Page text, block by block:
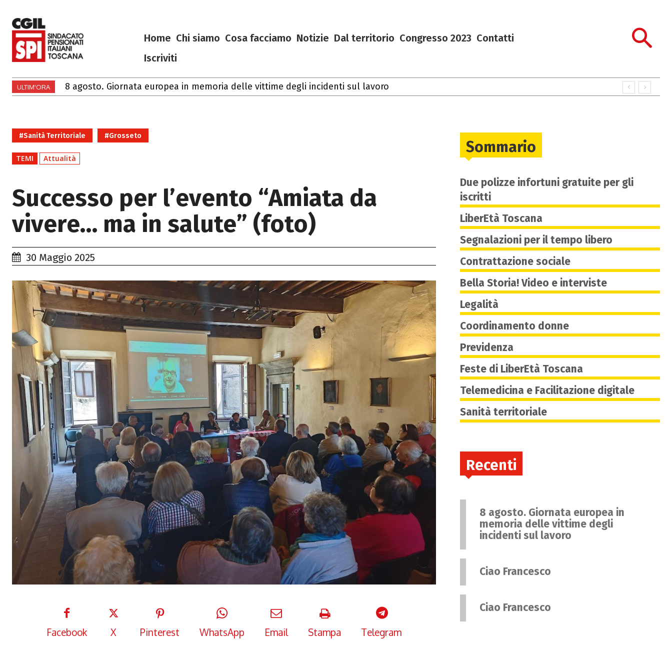
Home Chi siamo Cosa facciamo Notizie Dal territorio Congresso 2023 Contatti
Iscriviti
ULTIM'ORA Ciao Francesco
#Sanità Territoriale #Grosseto
TEMI Attualità
Successo per l’evento “Amiata da
vivere… ma in salute” (foto)
30 Maggio 2025
Facebook X Pinterest WhatsApp Email Stampa Telegram
Sommario
Due polizze infortuni gratuite per gli
iscritti
LiberEtà Toscana
Segnalazioni per il tempo libero
Contrattazione sociale
Bella Storia! Video e interviste
Legalità
Coordinamento donne
Previdenza
Feste di LiberEtà Toscana
Telemedicina e Facilitazione digitale
Sanità territoriale
Recenti
8 agosto. Giornata europea in
memoria delle vittime degli
incidenti sul lavoro
Ciao Francesco
Ciao Francesco